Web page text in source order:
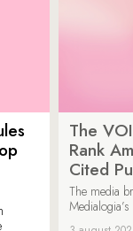
The
Rank
Cited
The media